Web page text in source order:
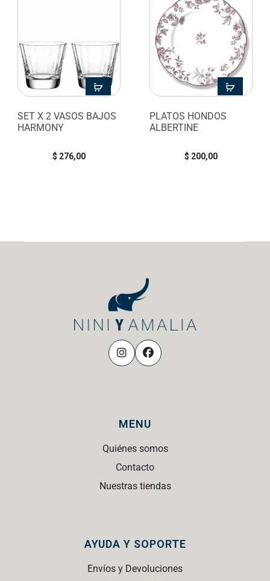
SET X 2 VASOS BAJOS
HARMONY
$ 276,00
PLATOS HONDOS
ALBERTINE
$ 200,00
MENU
Quiénes somos
Contacto
Nuestras tiendas
AYUDA Y SOPORTE
Envíos y Devoluciones